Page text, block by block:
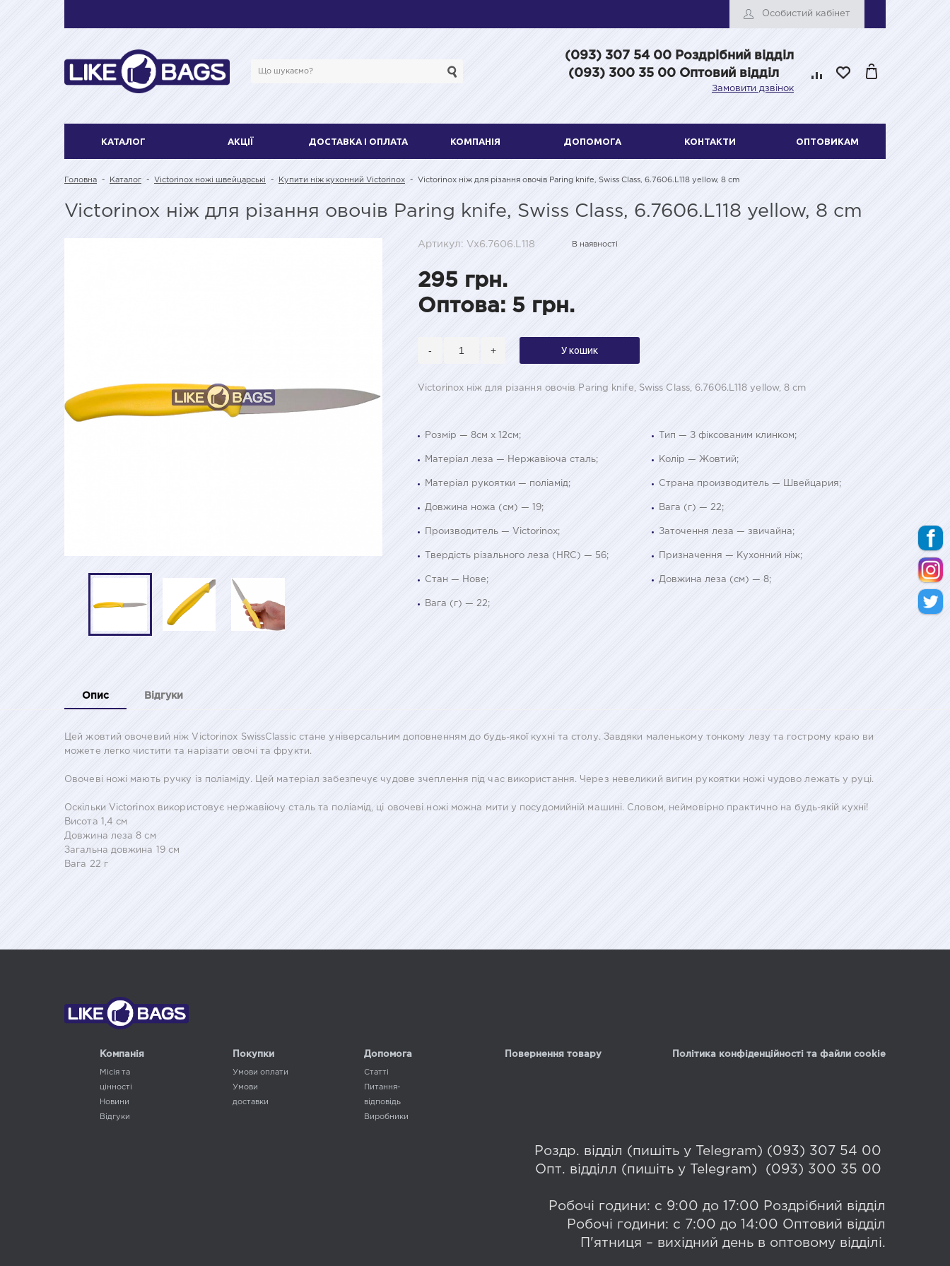
Особистий кабінет
(093) 307 54 00 Роздрібний відділ
(093) 300 35 00 Оптовий відділ
Замовити дзвінок
КАТАЛОГ АКЦІЇ ДОСТАВКА І ОПЛАТА КОМПАНІЯ ДОПОМОГА КОНТАКТИ ОПТОВИКАМ
Головна - Каталог - Victorinox ножі швейцарські - Купити ніж кухонний Victorinox - Victorinox ніж для різання овочів Paring knife, Swiss Class, 6.7606.L118 yellow, 8 cm
Victorinox ніж для різання овочів Paring knife, Swiss Class, 6.7606.L118 yellow, 8 cm
Артикул: Vx6.7606.L118 В наявності
295 грн.
Оптова: 5 грн.
- + У кошик
Victorinox ніж для різання овочів Paring knife, Swiss Class, 6.7606.L118 yellow, 8 cm
Розмір — 8см х 12см; Тип — З фіксованим клинком;
Матеріал леза — Нержавіюча сталь; Колір — Жовтий;
Матеріал рукоятки — поліамід; Страна производитель — Швейцария;
Довжина ножа (см) — 19; Вага (г) — 22;
Производитель — Victorinox; Заточення леза — звичайна;
Твердість різального леза (HRC) — 56; Призначення — Кухонний ніж;
Стан — Нове; Довжина леза (см) — 8;
Вага (г) — 22;
Опис Відгуки
Цей жовтий овочевий ніж Victorinox SwissClassic стане універсальним доповненням до будь-якої кухні та столу. Завдяки маленькому тонкому лезу та гострому краю ви
можете легко чистити та нарізати овочі та фрукти.
Овочеві ножі мають ручку із поліаміду. Цей матеріал забезпечує чудове зчеплення під час використання. Через невеликий вигин рукоятки ножі чудово лежать у руці.
Оскільки Victorinox використовує нержавіючу сталь та поліамід, ці овочеві ножі можна мити у посудомийній машині. Словом, неймовірно практично на будь-якій кухні!
Висота 1,4 см
Довжина леза 8 см
Загальна довжина 19 см
Вага 22 г
Компанія
Місія та
цінності
Новини
Відгуки
Покупки
Умови оплати
Умови
доставки
Допомога
Статті
Питання-
відповідь
Виробники
Повернення товару Політика конфіденційності та файли cookie
Роздр. відділ (пишіть у Telegram) (093) 307 54 00
Опт. відділл (пишіть у Telegram) (093) 300 35 00
Робочі години: с 9:00 до 17:00 Роздрібний відділ
Робочі години: с 7:00 до 14:00 Оптовий відділ
П'ятниця – вихідний день в оптовому відділі.